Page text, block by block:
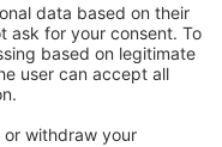
Unterkünften: Hotels,